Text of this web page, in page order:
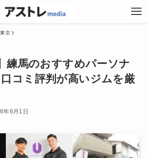
東京
練馬のおすすめパーソナ
コミ評判が高いジムを厳
年6月1日